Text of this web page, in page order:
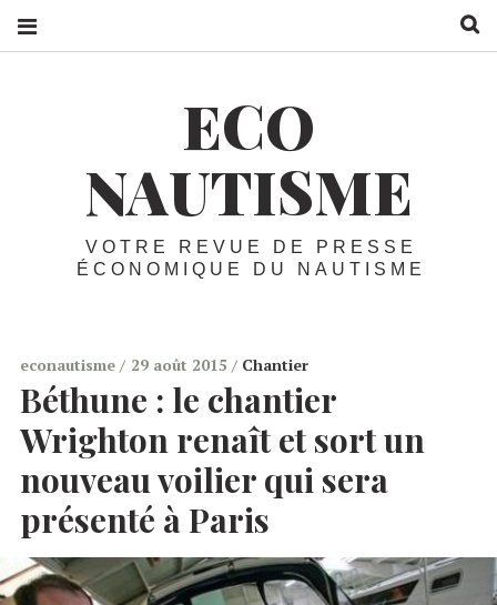
ECO
NAUTISME
VOTRE REVUE DE PRESSE
ÉCONOMIQUE DU NAUTISME
econautisme 29 août 2015 Chantier
Béthune : le chantier
Wrighton renaît et sort un
nouveau voilier qui sera
présenté à Paris